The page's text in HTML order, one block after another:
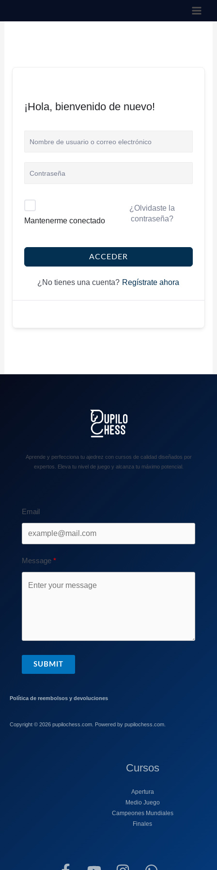
al
¡Hola, bienvenido de nuevo!
Mantenerme conectado
¿Olvidaste la
contraseña?
ACCEDER
¿No tienes una cuenta? Regístrate ahora
Aprende y perfecciona tu ajedrez con cursos de calidad diseñados por
expertos. Eleva tu nivel de juego y alcanza tu máximo potencial.
Email
Message
SUBMIT
Política de reembolsos y devoluciones
Copyright © 2026 pupilochess.com. Powered by pupilochess.com.
Cursos
Apertura
Medio Juego
Campeones Mundiales
Finales